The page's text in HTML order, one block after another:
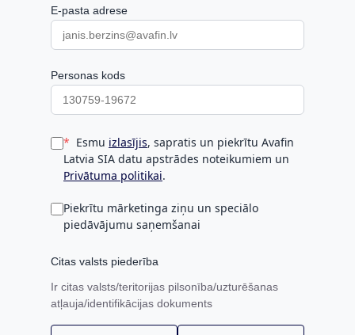
E-pasta adrese
Personas kods
Esmu izlasījis, sapratis un piekrītu Avafin
Latvia SIA datu apstrādes noteikumiem un
Privātuma politikai.
Piekrītu mārketinga ziņu un speciālo
piedāvājumu saņemšanai
Citas valsts piederība
Ir citas valsts/teritorijas pilsonība/uzturēšanas
atļauja/identifikācijas dokuments